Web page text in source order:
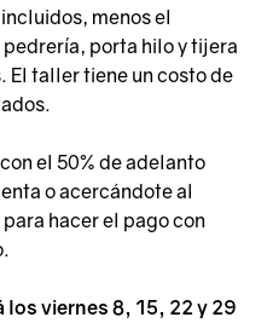
menos el
porta hilo y tijera
El taller tiene un costo de
el 50% de adelanto
o acercándote al
hacer el pago con
los viernes 8, 15, 22 y 29